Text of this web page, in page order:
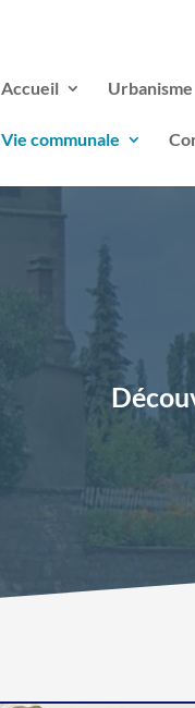
Accueil Urbanisme
Vie communale